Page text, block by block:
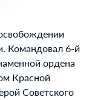
Командовал 6-й
ордена
Красной
Советского